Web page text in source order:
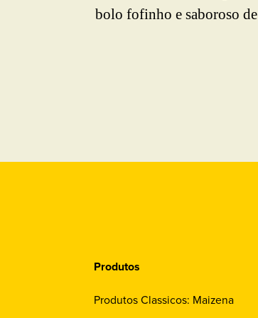
bolo fofinho e saboroso de
Produtos
Produtos Classicos: Maizena